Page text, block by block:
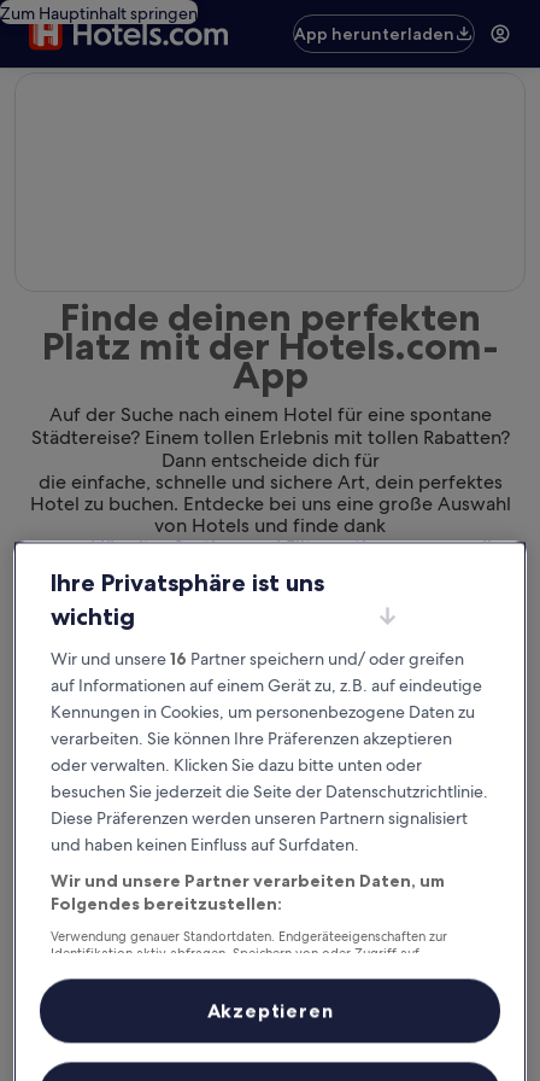
Zum Hauptinhalt springen
App herunterladen
Finde deinen perfekten
Platz mit der Hotels.com-
App
Auf der Suche nach einem Hotel für eine spontane
Städtereise? Einem tollen Erlebnis mit tollen Rabatten?
Dann entscheide dich für
die einfache, schnelle und sichere Art, dein perfektes
Hotel zu buchen. Entdecke bei uns eine große Auswahl
von Hotels und finde dank
ausgeklügelter Sortier- und Filteroptionen genau die
Unterkunft, die zu dir passt. Wir wollen schließlich sicher
sein,
dass dein Aufenthalt deine Erwartungen übertrifft.
Verfügbar für iOS und Android
Gute Gründe, unsere App
herunterzuladen
Ihre Privatsphäre ist uns
wichtig
Wir und unsere16 Partner speichern und/ oder greifen
auf Informationen auf einem Gerät zu, z.B. auf eindeutige
Kennungen in Cookies, um personenbezogene Daten zu
verarbeiten. Sie können Ihre Präferenzen akzeptieren
oder verwalten. Klicken Sie dazu bitte unten oder
besuchen Sie jederzeit die Seite der Datenschutzrichtlinie.
Diese Präferenzen werden unseren Partnern signalisiert
und haben keinen Einfluss auf Surfdaten.
Wir und unsere Partner verarbeiten Daten, um
Folgendes bereitzustellen:
Verwendung genauer Standortdaten. Endgeräteeigenschaften zur
Identifikation aktiv abfragen. Speichern von oder Zugriff auf
Inhalte, Messung von Werbeleistung und der Performance von Inhalten,
Zielgruppenforschung sowie Entwicklung und Verbesserung von
Liste der Partner (Lieferanten)
Akzeptieren